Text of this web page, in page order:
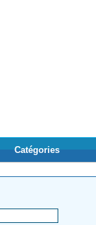
Catégories